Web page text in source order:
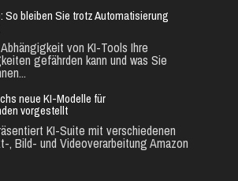
So bleiben Sie trotz Automatisierung
von KI-Tools Ihre
gefährden kann und was Sie
neue KI-Modelle für
vorgestellt
KI-Suite mit verschiedenen
, Bild- und Videoverarbeitung Amazon